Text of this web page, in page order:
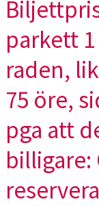
parkett
raden,
75 öre,
pga att
billigare: